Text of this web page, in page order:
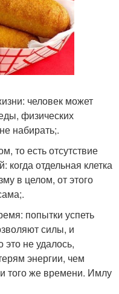
человек может
физических
набирать;.
то есть отсутствие
когда отдельная клетка
в целом, от этого
попытки успеть
силы, и
это не удалось,
энергии, чем
того же времени. Имлу